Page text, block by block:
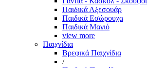
Παιδικά Αξεσουάρ
Παιδικά Εσώρουχα
Παιδικά Μαγιό
view more
Παιχνίδια
Βρεφικά Παιχνίδια
/